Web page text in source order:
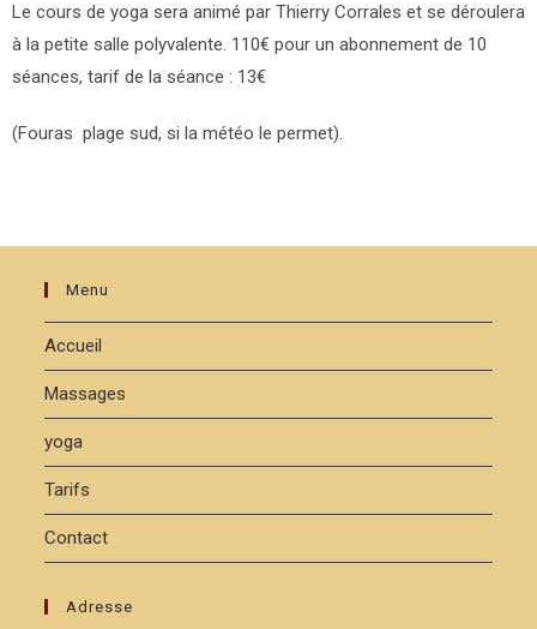
Le cours de yoga sera animé par Thierry Corrales et se déroulera
à la petite salle polyvalente. 110€ pour un abonnement de 10
séances, tarif de la séance : 13€
(Fouras plage sud, si la météo le permet).
Menu
Accueil
Massages
yoga
Tarifs
Contact
Adresse